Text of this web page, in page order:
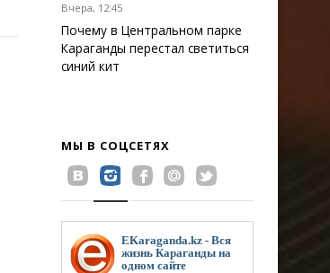
Вчера, 12:45
Почему в Центральном парке
Караганды перестал светиться
синий кит
МЫ В СОЦСЕТЯХ
EKaraganda.kz - Вся
жизнь Караганды на
одном сайте